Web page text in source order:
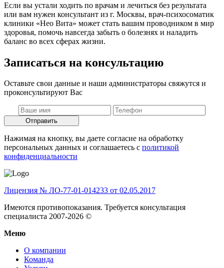
Если вы устали ходить по врачам и лечиться без результата
или вам нужен консультант из г. Москвы, врач-психосоматик
клиники «Нео Вита» может стать вашим проводником в мир
здоровья, помочь навсегда забыть о болезнях и наладить
баланс во всех сферах жизни.
Записаться на консультацию
Оставьте свои данные и наши администраторы свяжутся и
проконсультируют Вас
Отправить
Нажимая на кнопку, вы даете согласие на обработку
персональных данных и соглашаетесь c политикой
конфиденциальности
Лицензия № ЛО-77-01-014233 от 02.05.2017
Имеются противопоказания. Требуется консультация
специалиста 2007-2026 ©
Меню
О компании
Команда